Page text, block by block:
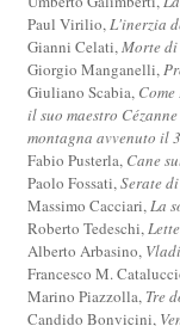
Paul Virilio,L'inerzia
Gianni Celati,Morte
Giorgio Manganelli,
Giuliano Scabia,
il suo maestro
montagna avvenuto il
Fabio Pusterla, Cane
Paolo Fossati,Serate
Massimo Cacciari,La
Roberto Tedeschi,
Alberto Arbasino,
Francesco M.
Marino Piazzolla, Tre
Candido Bonvicini,